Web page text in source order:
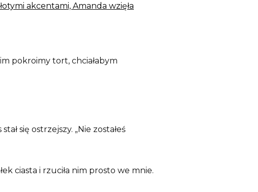
akcentami, Amanda wzięła
pokroimy tort, chciałabym
się ostrzejszy. „Nie zostałeś
ciasta i rzuciła nim prosto we mnie.